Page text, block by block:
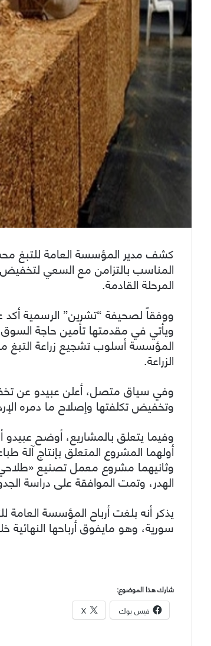
كشف مدير المؤسسة العامة للتبغ
المناسب بالتزامن مع السعي
المرحلة القادمة.
ووفقاً لصحيفة “تشرين” الرسمية
ويأتي في مقدمتها تأمين حاجة
المؤسسة أسلوب تشجيع زراعة التبغ
الزراعة.
وفي سياق متصل، أعلن عبيدو عن
وتخفيض تكلفتها وإصلاح ما دمره
أولهما المشروع المتعلق بإنتاج آلة
وثانيهما مشروع معمل تصنيع «طلاحي
الهدر، وتمت الموافقة على دراسة
يذكر أنه بلغت أرباح المؤسسة
سورية، وهو مايفوق أرباحها النهائية خلال عام2016 البالغة 8.6
شارك هذا الموضوع:
فيس بوك X